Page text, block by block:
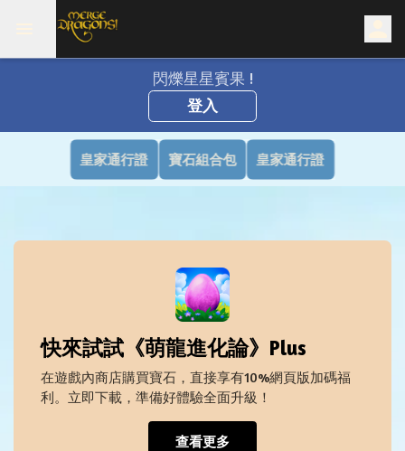
閃爍星星賓果 !
登入
皇家通行證 寶石組合包 皇家通行證
快來試試《萌龍進化論》Plus
在遊戲內商店購買寶石，直接享有10%網頁版加碼福
利。立即下載，準備好體驗全面升級！
查看更多